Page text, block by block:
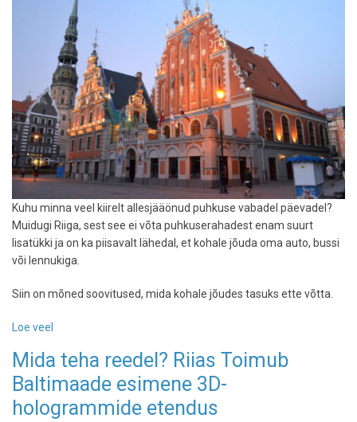
Kuhu minna veel kiirelt allesjääönud puhkuse vabadel päevadel?
Muidugi Riiga, sest see ei võta puhkuserahadest enam suurt
lisatükki ja on ka piisavalt lähedal, et kohale jõuda oma auto, bussi
või lennukiga.
Siin on mõned soovitused, mida kohale jõudes tasuks ette võtta.
Loe veel
asja,
mida
teha
Mida teha reedel? Riias Toimub
Baltimaade esimene 3D-
hologrammide etendus